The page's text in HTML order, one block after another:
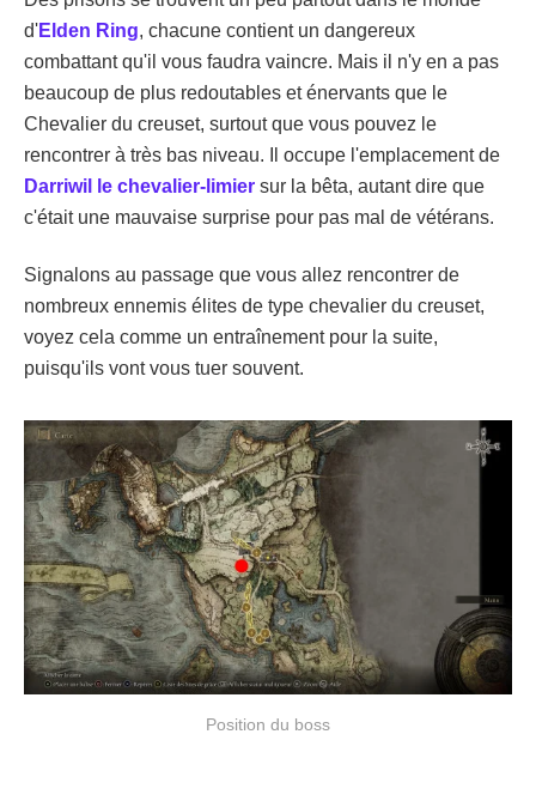
d'Elden Ring, chacune contient un dangereux
combattant qu'il vous faudra vaincre. Mais il n'y en a pas
beaucoup de plus redoutables et énervants que le
Chevalier du creuset, surtout que vous pouvez le
rencontrer à très bas niveau. Il occupe l'emplacement de
Darriwil le chevalier-limier sur la bêta, autant dire que
c'était une mauvaise surprise pour pas mal de vétérans.
Signalons au passage que vous allez rencontrer de
nombreux ennemis élites de type chevalier du creuset,
voyez cela comme un entraînement pour la suite,
puisqu'ils vont vous tuer souvent.
Position du boss